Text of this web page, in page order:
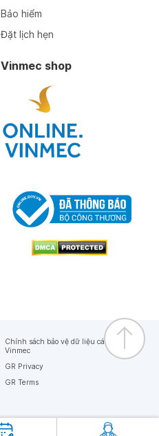
Bảo hiểm
Đặt lịch hẹn
Vinmec shop
Chính sách bảo vệ dữ liệu cá nhân của
Vinmec
GR Privacy
GR Terms